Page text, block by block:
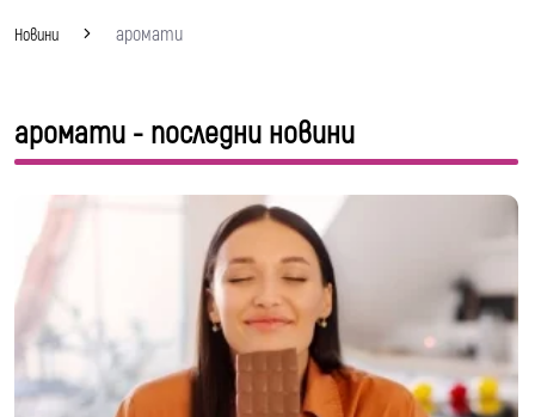
Новини аромати
аромати - последни новини